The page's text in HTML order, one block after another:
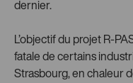
dernier.
L’objectif du projet R-
fatale de certains
Strasbourg, en chaleur